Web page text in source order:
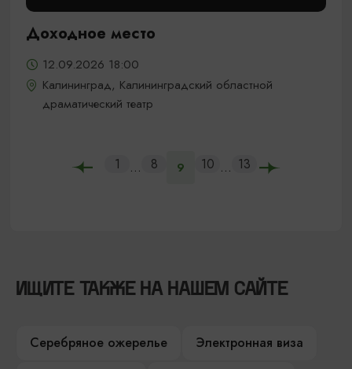
Доходное место
12.09.2026 18:00
Калининград, Калининградский областной
драматический театр
1 ... 8 9 10 ... 13
ИЩИТЕ ТАКЖЕ НА НАШЕМ САЙТЕ
Серебряное ожерелье
Электронная виза